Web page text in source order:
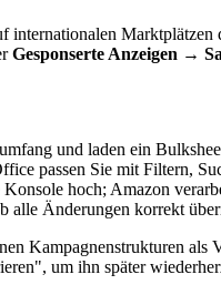
Gesponserte Anzeigen →
und laden ein
passen Sie mit Filtern,
hoch; Amazon
alle Änderungen korrekt
Kampagnenstrukturen
um ihn später